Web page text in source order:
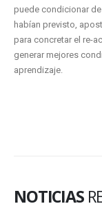
puede condicionar
habían previsto,
para concretar el re-
generar mejores
aprendizaje.
NOTICIAS